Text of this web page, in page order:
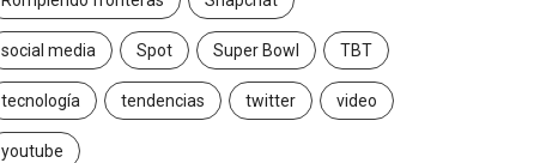
social media Spot Super Bowl TBT
tecnología tendencias twitter video
youtube